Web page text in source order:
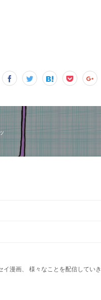
イ漫画、 様々なことを配信していき